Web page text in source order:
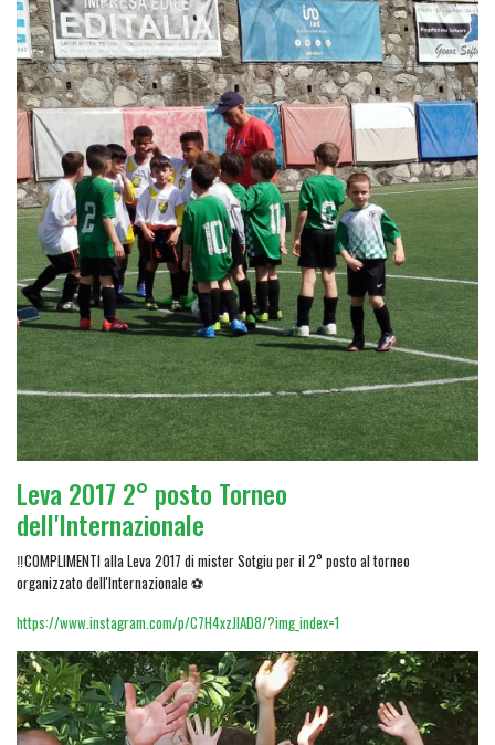
Leva 2017 2° posto Torneo
dell'Internazionale
‼️COMPLIMENTI alla Leva 2017 di mister Sotgiu per il 2° posto al torneo
organizzato dell'Internazionale ⚽
https://www.instagram.com/p/C7H4xzJIAD8/?img_index=1